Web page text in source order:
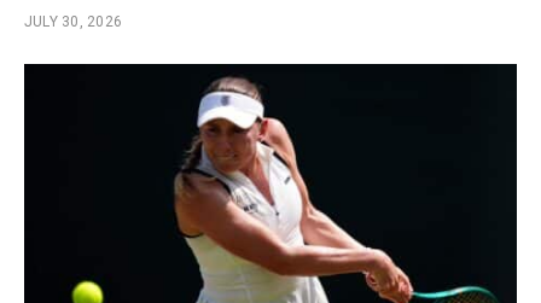
JULY 30, 2026